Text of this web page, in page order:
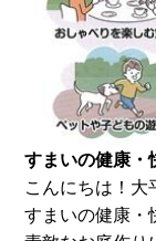
すまいの健康・
こんにちは！大
すまいの健康・